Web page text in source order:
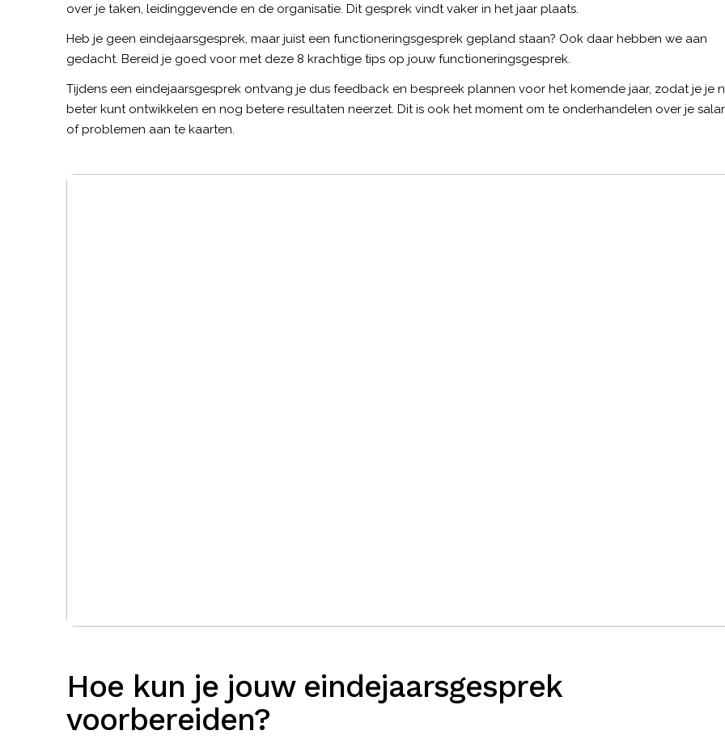
over je taken, leidinggevende en de organisatie. Dit gesprek vindt vaker in het jaar plaats.
Heb je geen eindejaarsgesprek, maar juist een functioneringsgesprek gepland staan? Ook daar hebben we aan
gedacht. Bereid je goed voor met deze 8 krachtige tips op jouw functioneringsgesprek.
Tijdens een eindejaarsgesprek ontvang je dus feedback en bespreek plannen voor het komende jaar, zodat je je
beter kunt ontwikkelen en nog betere resultaten neerzet. Dit is ook het moment om te onderhandelen over je
of problemen aan te kaarten.
Hoe kun je jouw eindejaarsgesprek
voorbereiden?